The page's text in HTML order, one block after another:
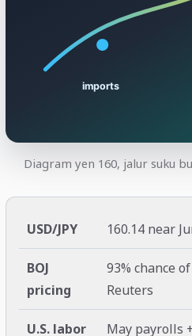
Diagram yen 160, jalur suku
USD/JPY 160.14 near
BOJ
pricing
93% chance
Reuters
U.S. labor May payrolls